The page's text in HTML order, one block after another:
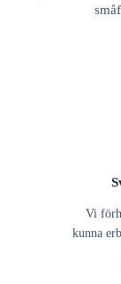
Vi
kunna